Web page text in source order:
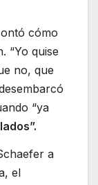
cómo
“Yo quise
no, que
“ya
a
el